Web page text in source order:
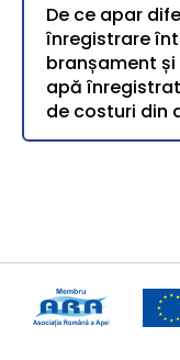
De ce apar
înregistrare
branșament
apă
de costuri din